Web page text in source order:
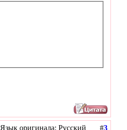
Язык оригинала: Русский #3